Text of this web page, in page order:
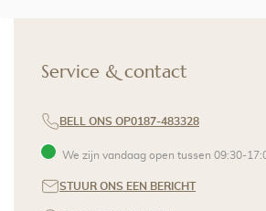
Service & contact
BELL ONS OP0187-483328
We zijn vandaag open tussen 09:30-
STUUR ONS EEN BERICHT